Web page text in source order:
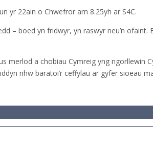
yr 22ain o Chwefror am 8.25yh ar S4C.
– boed yn fridwyr, yn raswyr neu’n
merlod a chobiau Cymreig yng ngorllewin
nhw baratoi’r ceffylau ar gyfer sioeau